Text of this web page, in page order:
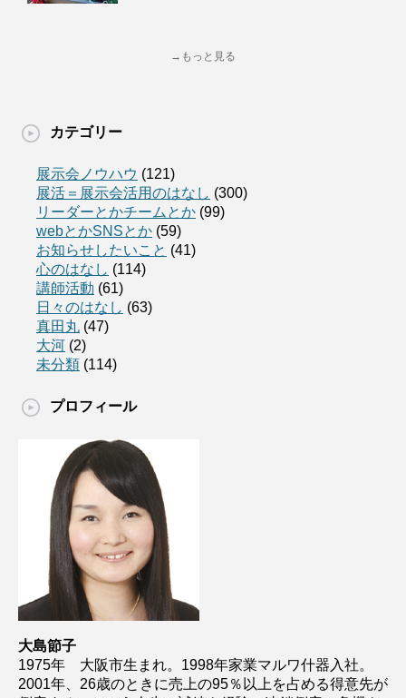
→もっと見る
カテゴリー
展示会ノウハウ (121)
展活＝展示会活用のはなし (300)
リーダーとかチームとか (99)
webとかSNSとか (59)
お知らせしたいこと (41)
心のはなし (114)
講師活動 (61)
日々のはなし (63)
真田丸 (47)
大河 (2)
未分類 (114)
プロフィール
大島節子
1975年 大阪市生まれ。1998年家業マルワ什器入社。
2001年、26歳のときに売上の95％以上を占める得意先が